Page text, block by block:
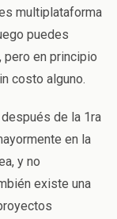
multiplataforma
puedes
pero en principio
costo alguno.
de la 1ra
en la
y no
existe una